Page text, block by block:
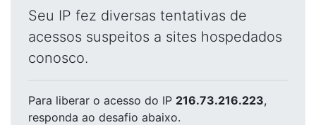
Seu IP fez diversas tentativas de
acessos suspeitos a sites hospedados
conosco.
Para liberar o acesso do IP 216.73.216.223,
responda ao desafio abaixo.